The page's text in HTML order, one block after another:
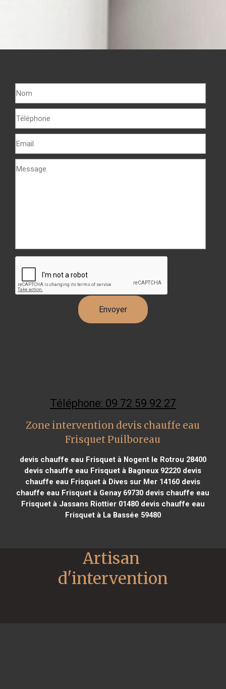
Téléphone: 09 72 59 92 27
Zone intervention devis chauffe eau
Frisquet Puilboreau
devis chauffe eau Frisquet à Nogent le Rotrou 28400
devis chauffe eau Frisquet à Bagneux 92220 devis
chauffe eau Frisquet à Dives sur Mer 14160 devis
chauffe eau Frisquet à Genay 69730 devis chauffe eau
Frisquet à Jassans Riottier 01480devis chauffe eau
Frisquet à La Bassée 59480
Artisan
d'intervention